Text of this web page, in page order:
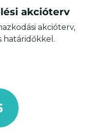
akcióterv
akcióterv,
határidőkkel.